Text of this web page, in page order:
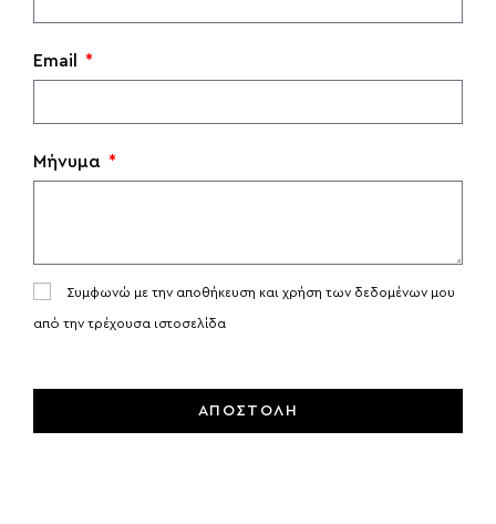
Email
Μήνυμα
Συμφωνώ με την αποθήκευση και χρήση των δεδομένων μου
από την τρέχουσα ιστοσελίδα
ΑΠΟΣΤΟΛΗ